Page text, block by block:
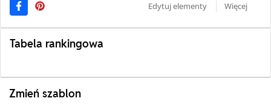
Edytuj elementy
Więcej
Tabela rankingowa
Zmień szablon